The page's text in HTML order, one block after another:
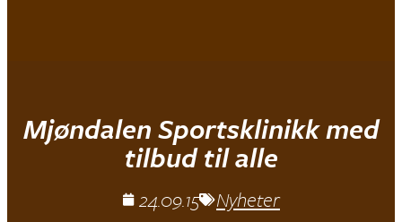
Mjøndalen Sportsklinikk med
tilbud til alle
24.09.15 Nyheter